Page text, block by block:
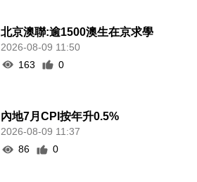
北京澳聯:逾1500澳生在京求學
2026-08-09 11:50
163
0
內地7月CPI按年升0.5%
2026-08-09 11:37
86
0